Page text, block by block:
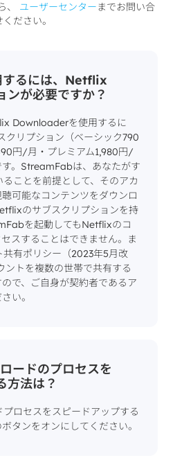
、 ユーザーセンターまでお問い合
ださい。
るには、Netflix
ンが必要ですか？
Downloaderを使用するに
リプション（ベーシック790
円/月・プレミアム1,980円/
。StreamFabは、あなたがす
ことを前提として、そのアカ
可能なコンテンツをダウンロ
のサブスクリプションを持
を起動してもNetflixのコ
スすることはできません。ま
有ポリシー（2023年5月改
ントを複数の世帯で共有する
で、ご自身が契約者であるア
い。
ードのプロセスを
方法は？
ロセスをスピードアップする
タンをオンにしてください。